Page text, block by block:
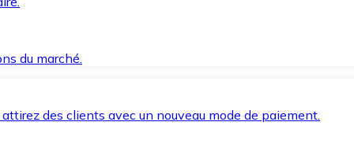
du marché.
des clients avec un nouveau mode de paiement.